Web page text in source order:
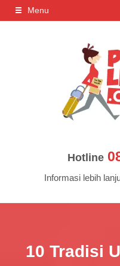
Menu
Hotline
Informasi lebih
10 Tradisi